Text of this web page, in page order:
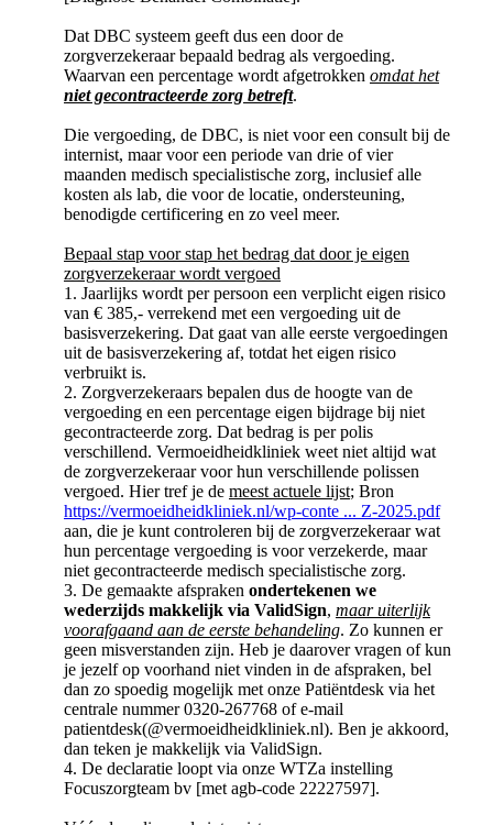
Dat DBC systeem geeft dus een door de
zorgverzekeraar bepaald bedrag als vergoeding.
Waarvan een percentage wordt afgetrokken omdat het
niet gecontracteerde zorg betreft.
Die vergoeding, de DBC, is niet voor een consult bij de
internist, maar voor een periode van drie of vier
maanden medisch specialistische zorg, inclusief alle
kosten als lab, die voor de locatie, ondersteuning,
benodigde certificering en zo veel meer.
Bepaal stap voor stap het bedrag dat door je eigen
zorgverzekeraar wordt vergoed
1. Jaarlijks wordt per persoon een verplicht eigen risico
van € 385,- verrekend met een vergoeding uit de
basisverzekering. Dat gaat van alle eerste vergoedingen
uit de basisverzekering af, totdat het eigen risico
verbruikt is.
2. Zorgverzekeraars bepalen dus de hoogte van de
vergoeding en een percentage eigen bijdrage bij niet
gecontracteerde zorg. Dat bedrag is per polis
verschillend. Vermoeidheidkliniek weet niet altijd wat
de zorgverzekeraar voor hun verschillende polissen
vergoed. Hier tref je de meest actuele lijst; Bron
https://vermoeidheidkliniek.nl/wp-conte ... Z-2025.pdf
aan, die je kunt controleren bij de zorgverzekeraar wat
hun percentage vergoeding is voor verzekerde, maar
niet gecontracteerde medisch specialistische zorg.
3. De gemaakte afspraken ondertekenen we
wederzijds makkelijk via ValidSign, maar uiterlijk
voorafgaand aan de eerste behandeling. Zo kunnen er
geen misverstanden zijn. Heb je daarover vragen of kun
je jezelf op voorhand niet vinden in de afspraken, bel
dan zo spoedig mogelijk met onze Patiëntdesk via het
centrale nummer 0320-267768 of e-mail
patientdesk(@vermoeidheidkliniek.nl). Ben je akkoord,
dan teken je makkelijk via ValidSign.
4. De declaratie loopt via onze WTZa instelling
Focuszorgteam bv [met agb-code 22227597].